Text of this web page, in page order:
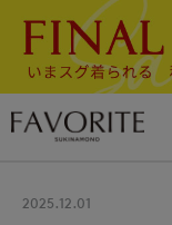
2025.12.01